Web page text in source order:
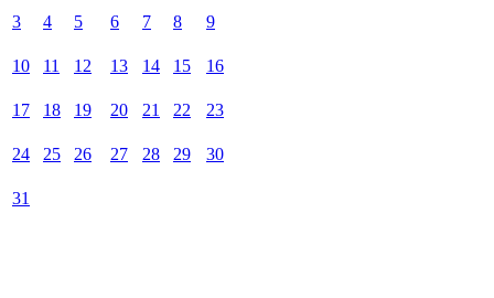
3 4 5 6 7 8 9
10 11 12 13 14 15 16
17 18 19 20 21 22 23
24 25 26 27 28 29 30
31